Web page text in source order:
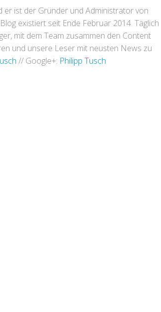
er ist der Gründer und Administrator von
existiert seit Ende Februar 2014. Täglich
mit dem Team zusammen den Content
und unsere Leser mit neusten News zu
// Google+: Philipp Tusch